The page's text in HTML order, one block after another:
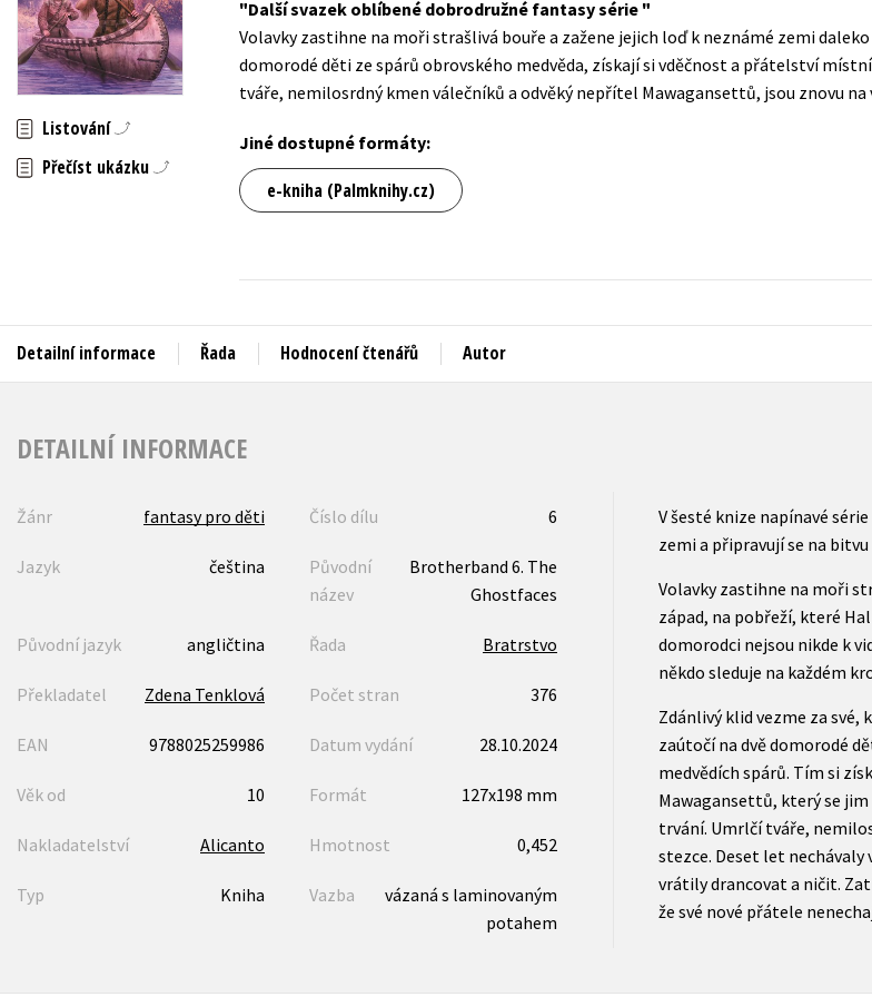
Auto - moto
Beletrie pro děti
Beletrie pro dospělé
Byznys a ekonomie
Jazyky
Komiks
Populárně - naučná pro dospělé
Populárně - naučné pro děti
Předškoláci
Young
Listování
Přečíst ukázku
Další svazek oblíbené dobrodružné fantasy série
Volavky zastihne na moři strašlivá bouře a zažene jejich loď k neznámé zemi daleko
domorodé děti ze spárů obrovského medvěda, získají si vděčnost a přátelství
tváře, nemilosrdný kmen válečníků a odvěký nepřítel Mawagansettů, jsou znovu na
Jiné dostupné formáty:
e-kniha (Palmknihy.cz)
Detailní informace Řada Hodnocení čtenářů Autor
DETAILNÍ INFORMACE
Žánr fantasy pro děti Číslo dílu 6
Jazyk čeština
Původní
název
Brotherband 6. The
Ghostfaces
Původní jazyk angličtina Řada Bratrstvo
Překladatel Zdena Tenklová Počet stran 376
EAN 9788025259986 Datum vydání 28.10.2024
Věk od 10 Formát 127x198 mm
Nakladatelství Alicanto Hmotnost 0,452
Typ Kniha Vazba
vázaná s laminovaným
potahem
V šesté knize napínavé
zemi a připravují se na
Volavky zastihne na moři
západ, na pobřeží, které
domorodci nejsou nikde k
někdo sleduje na každém
Zdánlivý klid vezme za své,
zaútočí na dvě domorodé
medvědích spárů. Tím si
Mawagansettů, který se
trvání. Umrlčí tváře,
stezce. Deset let nechávaly
vrátily drancovat a ničit.
že své nové přátele